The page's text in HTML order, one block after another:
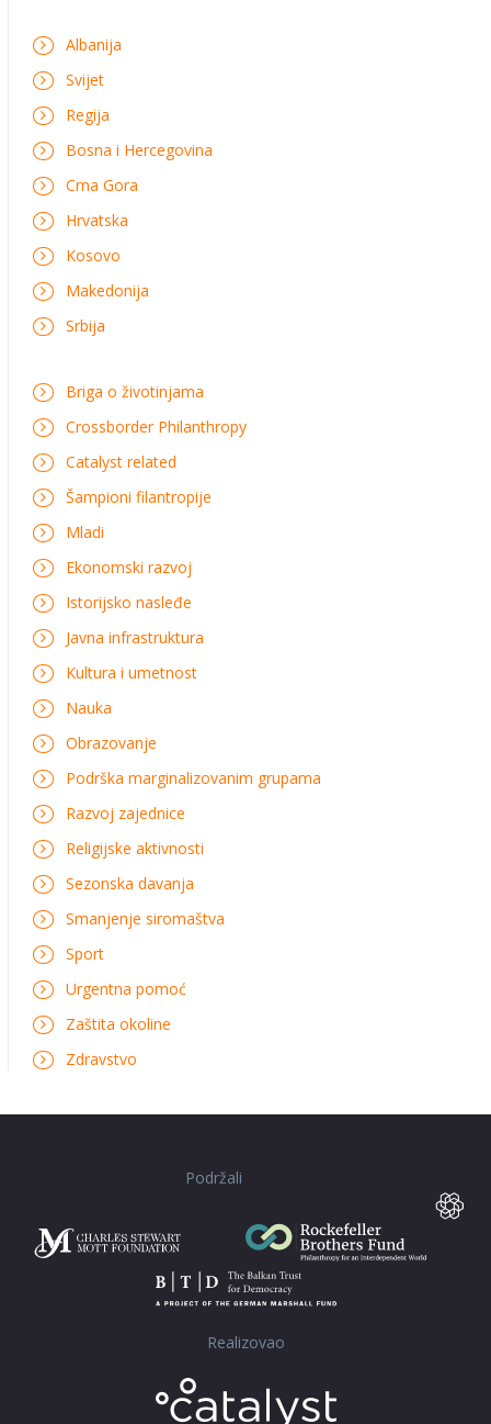
Albanija
Svijet
Regija
Bosna i Hercegovina
Crna Gora
Hrvatska
Kosovo
Makedonija
Srbija
Briga o životinjama
Crossborder Philanthropy
Catalyst related
Šampioni filantropije
Mladi
Ekonomski razvoj
Istorijsko nasleđe
Javna infrastruktura
Kultura i umetnost
Nauka
Obrazovanje
Podrška marginalizovanim grupama
Razvoj zajednice
Religijske aktivnosti
Sezonska davanja
Smanjenje siromaštva
Sport
Urgentna pomoć
Zaštita okoline
Zdravstvo
Podržali
Realizovao